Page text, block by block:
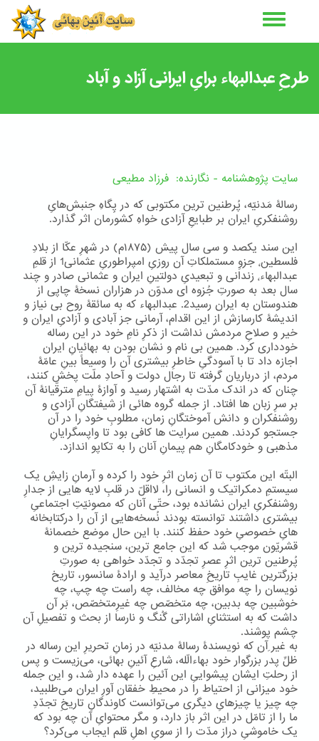
طرحِ عبدالبهاء برایِ ایرانی آزاد و آباد
سایت پژوهشنامه - نگارنده: فرزاد مطیعی
رسالۀ مَدنیّه، پُرطنین ترین مکتوبی که در پِگاهِ جنبش‌هایِ
روشنفکریِ ایران بر طبایعِ آزادی خواهِ کشورمان اثر گذارد.
این سند یکصد و سی سال پیش (۱۸۷۵م) در شهرِ عکّا از بلادِ
فلسطین٬ جزوِ مستملکاتِ آن روزیِ امپراطوریِ عثمانی1 از قلمِ
عبدالبهاء٬ زندانی و تبعیدیِ دولتینِ ایران و عثمانی صادر و چند
سال بعد به صورتِ جُزوه ای مدوّن در هزاران نسخۀ چاپی از
هندوستان به ایران رسید2. عبدالبهاء که به سائقۀ روح بی نیاز و
اندیشۀ کارسازش از این اقدام، آرمانی جز آبادی و آزادیِ ایران و
خیر و صلاحِ مردمش نداشت از ذکرِ نامِ خود در این رساله
خودداری کرد. همین بی نام و نشان بودن به بهائیانِ ایران
اجازه داد تا با آسودگیِ خاطرِ بیشتری آن را وسیعاً بینِ عامّۀ
مردم، از درباریان گرفته تا رجال دولت و آحادِ ملّت پخش کنند،
چنان که در اندک مدّت به اشتهار رسید و آوازۀ پیامِ مترقّیانۀ آن
بر سرِ زبان ها افتاد. از جمله گروه هائی از شیفتگانِ آزادی و
روشنفکران و دانش آموختگانِ زمان، مطلوبِ خود را در آن
جستجو کردند. همین سرایت ها کافی بود تا واپسگرایانِ
مذهبی و خودکامگانِ هم پیمانِ آنان را به تکاپو اندازد.
البتّه این مکتوب تا آن زمان اثرِ خود را کرده و آرمانِ زایشِ یک
سیستمِ دمکراتیک و انسانی را، لااقلّ در قلبِ لایه هایی از جدارِ
روشنفکریِ ایران نشانده بود، حتّی آنان که مصونیّتِ اجتماعیِ
بیشتری داشتند توانسته بودند نُسخه‌هایی از آن را درکتابخانه
هایِ خصوصیِ خود حفظ کنند. با این حال موضع خصمانۀ
قشریّون موجب شد که این جامع ترین، سنجیده ترین و
پُرطنین ترین اثرِ عصرِ تجدّد و تجدّد خواهی به صورتِ
بزرگترین غایبِ تاریخِ معاصر درآید و ارادۀ سانسور، تاریخ
نویسان را چه موافق چه مخالف، چه راست چه چپ، چه
خوشبین چه بدبین، چه متخصّص چه غیرِمتخصّص، بَر آن
داشت که به استثنایِ اشاراتی گُنگ و نارسا از بحث و تفصیلِ آن
چشم پوشند.
به غیر ِآن که نویسندۀ رسالۀ مدنیّه در زمانِ تحریرِ این رساله در
ظلِّ پدر بزرگوار خود بهاءالّله، شارعِ آئینِ بهائی، می‌زیست و پس
از رحلتِ ایشان پیشواییِ این آئین را عهده دار شد، و این جمله
خود میزانی از احتیاط را در محیطِ خفقان آورِ ایران می‌طلبید،
چه چیز یا چیزهایِ دیگری می‌توانست کاوندگانِ تاریخِ تجدّدِ
ما را از تامّل در این اثر باز دارد، و مگر محتوایِ آن چه بود که
یک خاموشیِ دراز مدّت را از سویِ اهلِ قلم ایجاب می‌کرد؟